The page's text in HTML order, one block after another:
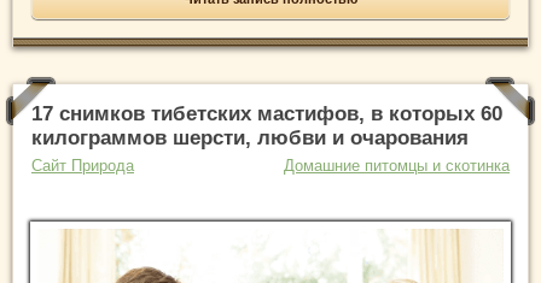
17 снимков тибетских мастифов, в которых 60
килограммов шерсти, любви и очарования
Сайт Природа Домашние питомцы и скотинка